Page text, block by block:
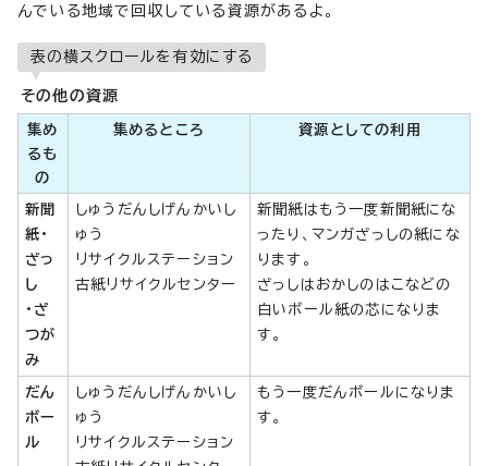
んでいる地域で回収している資源があるよ。
表の横スクロールを有効にする
その他の資源
集め
るも
の
集めるところ 資源としての利用
新聞
紙・
ざっ
し
・ざ
つが
み
しゅうだんしげんかいし
ゅう
リサイクルステーション
古紙リサイクルセンター
新聞紙はもう一度新聞紙にな
ったり、マンガざっしの紙にな
ります。
ざっしはおかしのはこなどの
白いボール紙の芯になりま
す。
だん
ボー
ル
しゅうだんしげんかいし
ゅう
リサイクルステーション
もう一度だんボールになりま
す。